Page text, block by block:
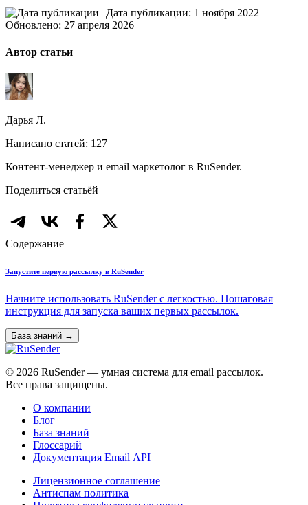
Дата публикации: 1 ноября 2022
Обновлено: 27 апреля 2026
Автор статьи
Дарья Л.
Написано статей: 127
Контент-менеджер и email маркетолог в RuSender.
Поделиться статьёй
Содержание
Запустите первую рассылку в RuSender
Начните использовать RuSender с легкостью. Пошаговая
инструкция для запуска ваших первых рассылок.
База знаний →
© 2026 RuSender — умная система для email рассылок.
Все права защищены.
О компании
Блог
База знаний
Глоссарий
Документация Email API
Лицензионное соглашение
Антиспам политика